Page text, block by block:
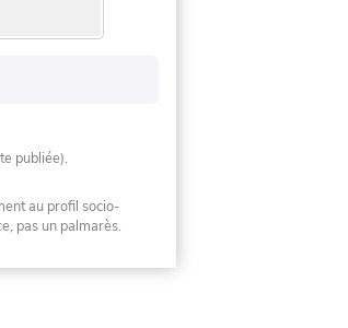
publiée).
au profil socio-
pas un palmarès.